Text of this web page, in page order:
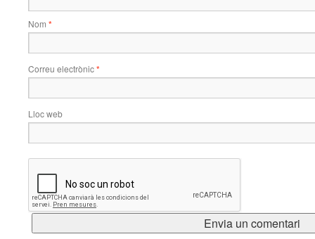
Nom *
Correu electrònic*
Lloc web